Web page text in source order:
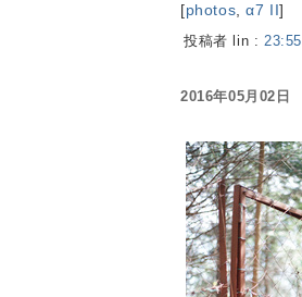
[photos ,α7 II]
投稿者 lin : 23:55
2016年05月02日